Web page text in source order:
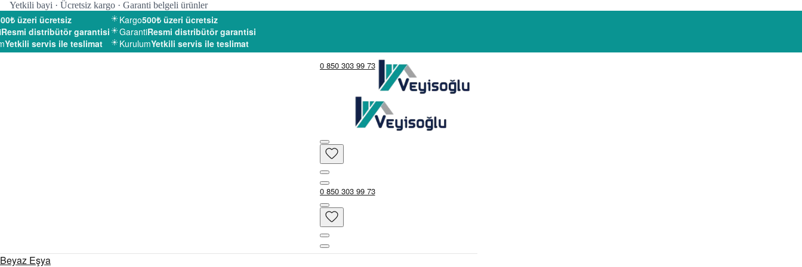
Yetkili bayi · Ücretsiz kargo · Garanti belgeli ürünler
üzeri ücretsiz
distribütör garantisi
servis ile teslimat
Kargo500₺ üzeri ücretsiz
GarantiResmi distribütör garantisi
KurulumYetkili servis ile teslimat
0 850 303 99 73
0 850 303 99 73
Beyaz Eşya